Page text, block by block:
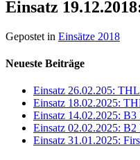
Einsatz
Gepostet in Einsätze 2018
Neueste Beiträge
Einsatz 26.02.205:
Einsatz 18.02.2025:
Einsatz 14.02.2025: B3
Einsatz 02.02.2025:
Einsatz 31.01.2025: